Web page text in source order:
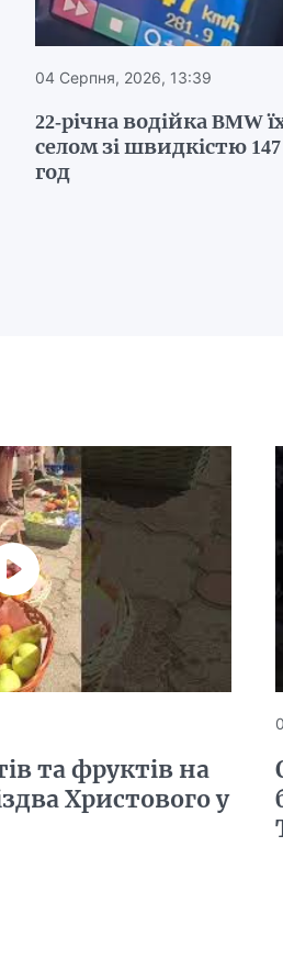
04 Серпня, 2026, 13:39
22-річна водійка BMW
селом зі швидкістю
год
та фруктів на
Христового у